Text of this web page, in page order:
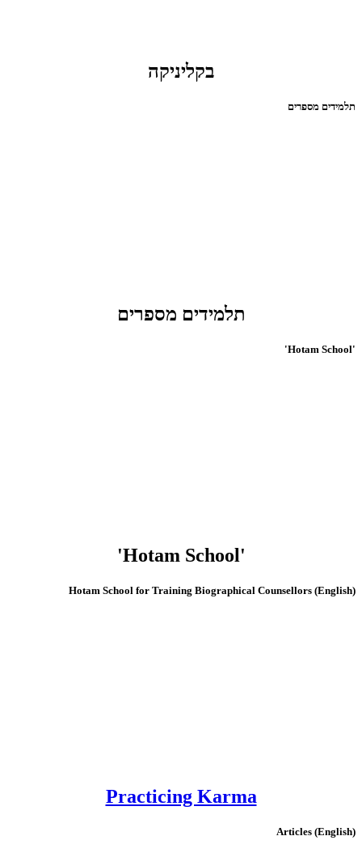
בקליניקה
תלמידים מספרים
תלמידים מספרים
'Hotam School'
'Hotam School'
(English) Hotam School for Training Biographical Counsellors
Practicing Karma
(English) Articles